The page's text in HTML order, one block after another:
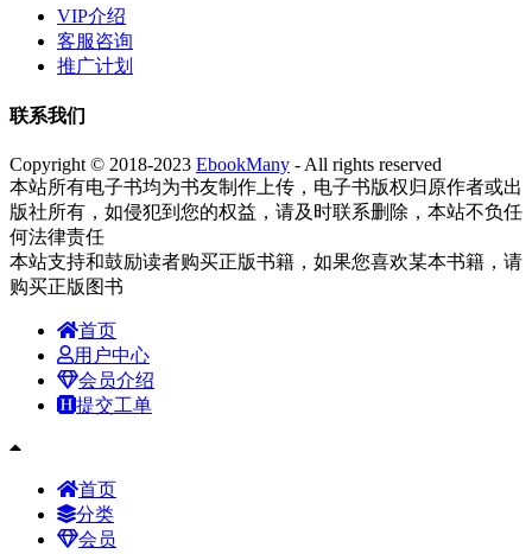
VIP介绍
客服咨询
推广计划
联系我们
Copyright © 2018-2023 EbookMany - All rights reserved
本站所有电子书均为书友制作上传，电子书版权归原作者或出
版社所有，如侵犯到您的权益，请及时联系删除，本站不负任
何法律责任
本站支持和鼓励读者购买正版书籍，如果您喜欢某本书籍，请
购买正版图书
首页
用户中心
会员介绍
提交工单
首页
分类
会员